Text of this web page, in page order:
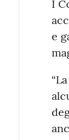
I
e